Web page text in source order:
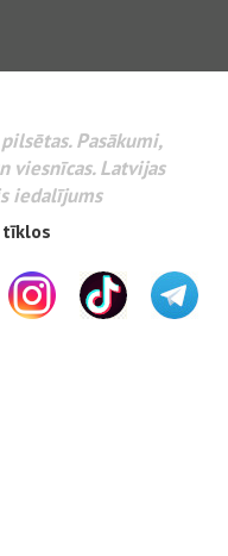
Pasākumi,
viesnīcas. Latvijas
iedalījums
tīklos